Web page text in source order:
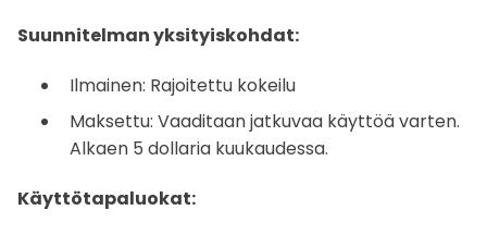
Suunnitelman yksityiskohdat:
Ilmainen: Rajoitettu kokeilu
Maksettu: Vaaditaan jatkuvaa käyttöä varten.
Alkaen 5 dollaria kuukaudessa.
Käyttötapaluokat: